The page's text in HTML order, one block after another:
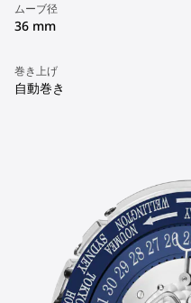
ムーブ径
36 mm
巻き上げ
自動巻き